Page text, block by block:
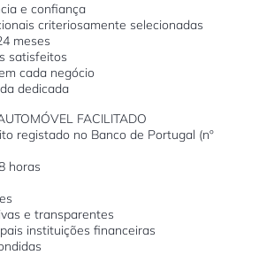
e confiança
criteriosamente selecionadas
meses
satisfeitos
cada negócio
dedicada
FACILITADO
registado no Banco de Portugal (nº
horas
e transparentes
instituições financeiras